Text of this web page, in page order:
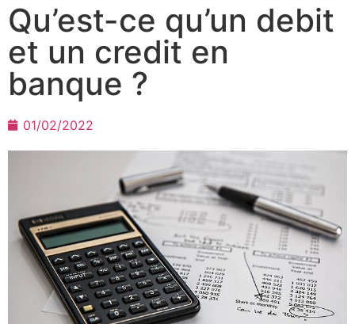
Qu’est-ce qu’un debit
et un credit en
banque ?
01/02/2022